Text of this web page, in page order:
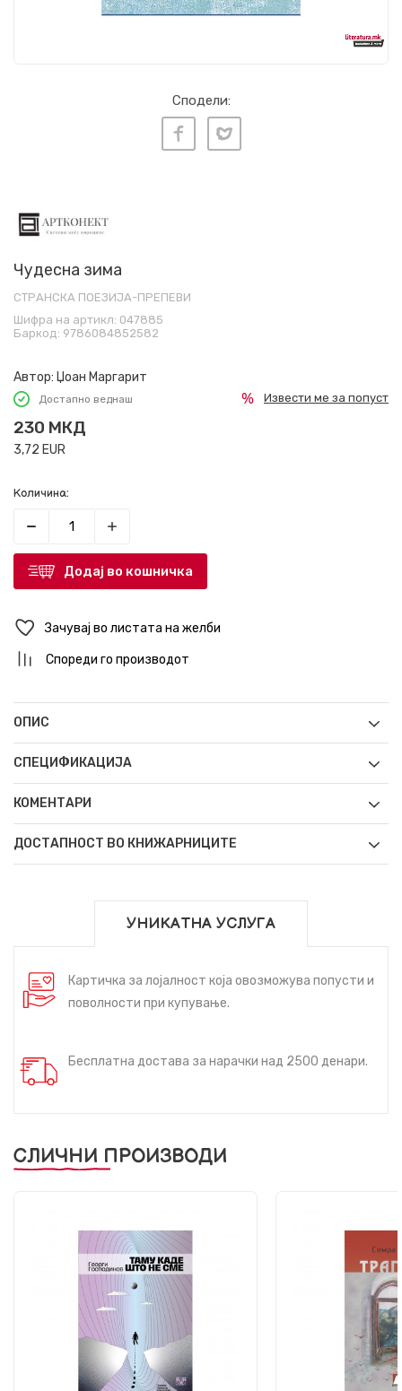
Сподели:
Чудесна зима
СТРАНСКА ПОЕЗИЈА-ПРЕПЕВИ
Шифра на артикл: 047885
Баркод: 9786084852582
Автор: Џоан Маргарит
Достапно веднаш
230 МКД
3,72 EUR
Извести ме за попуст
Количина:
Додај во кошничка
Зачувај во листата на желби
Спореди го производот
ОПИС
СПЕЦИФИКАЦИЈА
КОМЕНТАРИ
ДОСТАПНОСТ ВО КНИЖАРНИЦИТЕ
УНИКАТНА УСЛУГА
Картичка за лојалност која овозможува попусти и
поволности при купување.
Бесплатна достава за нарачки над 2500 денари.
СЛИЧНИ ПРОИЗВОДИ